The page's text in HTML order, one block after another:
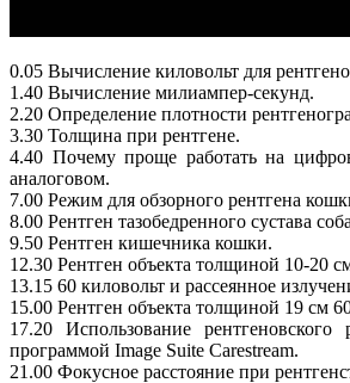
0.05 Вычисление киловольт для
1.40 Вычисление милиампер-секунд.
2.20 Определение плотности
3.30 Толщина при рентгене.
4.40 Почему проще работать на
аналоговом.
7.00 Режим для обзорного рентгена
8.00 Рентген тазобедренного сустава
9.50 Рентген кишечника кошки.
12.30 Рентген объекта толщиной 10-20
13.15 60 киловольт и рассеянное
15.00 Рентген объекта толщиной 19 см
17.20 Использование рентгеновского
программой Image Suite Carestream.
21.00 Фокусное расстояние при